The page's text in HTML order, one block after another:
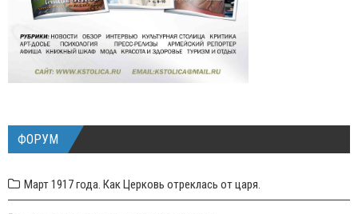
ФОРУМ
Март 1917 года. Как Церковь отреклась от царя.